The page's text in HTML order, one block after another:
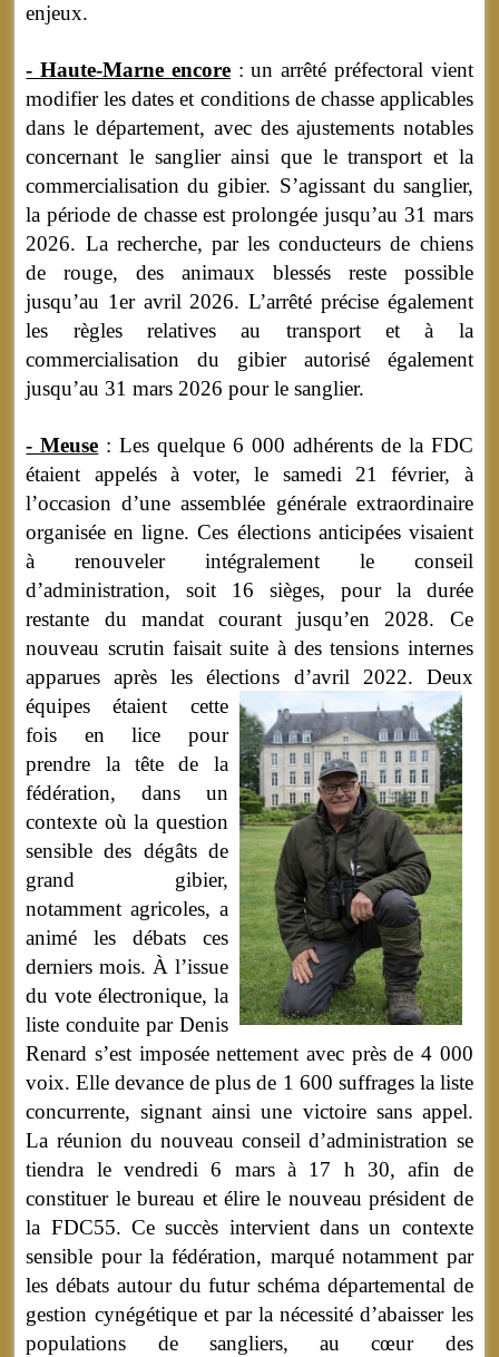
enjeux.
- Haute-Marne encore: un arrêté préfectoral vient
modifier les dates et conditions de chasse applicables
dans le département, avec des ajustements notables
concernant le sanglier ainsi que le transport et la
commercialisation du gibier. S’agissant du sanglier,
la période de chasse est prolongée jusqu’au 31 mars
2026. La recherche, par les conducteurs de chiens
de rouge, des animaux blessés reste possible
jusqu’au 1er avril 2026. L’arrêté précise également
les règles relatives au transport et à la
commercialisation du gibier autorisé également
jusqu’au 31 mars 2026 pour le sanglier.
- Meuse : Les quelque 6 000 adhérents de la FDC
étaient appelés à voter, le samedi 21 février, à
l’occasion d’une assemblée générale extraordinaire
organisée en ligne. Ces élections anticipées visaient
à renouveler intégralement le conseil
d’administration, soit 16 sièges, pour la durée
restante du mandat courant jusqu’en 2028. Ce
nouveau scrutin faisait suite à des tensions internes
apparues après les élections d’avril 2022. Deux
équipes étaient cette
fois en lice pour
prendre la tête de la
fédération, dans un
contexte où la question
sensible des dégâts de
grand gibier,
notamment agricoles, a
animé les débats ces
derniers mois. À l’issue
du vote électronique, la
liste conduite par Denis
Renard s’est imposée nettement avec près de 4 000
voix. Elle devance de plus de 1 600 suffrages la liste
concurrente, signant ainsi une victoire sans appel.
La réunion du nouveau conseil d’administration se
tiendra le vendredi 6 mars à 17 h 30, afin de
constituer le bureau et élire le nouveau président de
la FDC55. Ce succès intervient dans un contexte
sensible pour la fédération, marqué notamment par
les débats autour du futur schéma départemental de
gestion cynégétique et par la nécessité d’abaisser les
populations de sangliers, au cœur des